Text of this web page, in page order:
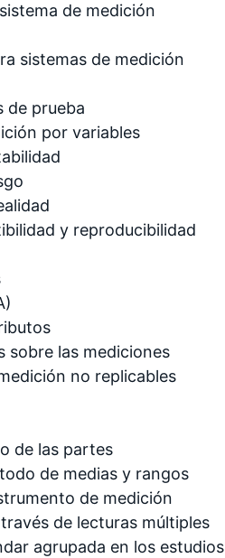
de medición
sistemas de medición
de prueba
por variables
y reproducibilidad
sobre las mediciones
no replicables
de las partes
de medias y rangos
de medición
de lecturas múltiples
agrupada en los estudios